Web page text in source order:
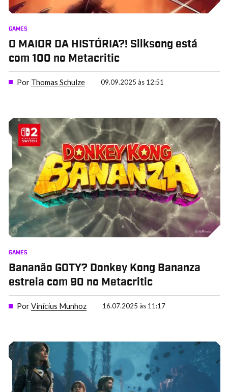
GAMES
O MAIOR DA HISTÓRIA?! Silksong está
com 100 no Metacritic
Por Thomas Schulze 09.09.2025 às 12:51
GAMES
Bananão GOTY? Donkey Kong Bananza
estreia com 90 no Metacritic
PorVinícius Munhoz 16.07.2025 às 11:17